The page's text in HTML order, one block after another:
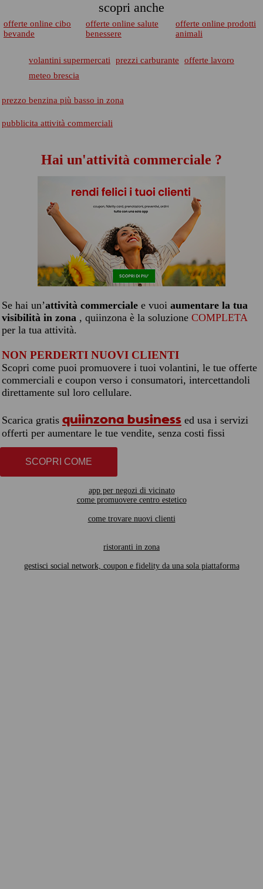
scopri anche
offerte online cibo
bevande
offerte online salute
benessere
offerte online prodotti
animali
volantini supermercati prezzi carburante
offerte lavoro
meteo brescia
prezzo benzina più basso in zona
pubblicita attività commerciali
Hai un'attività commerciale ?
Se hai un’attività commerciale e vuoi aumentare la tua
visibilità in zona , quiinzona è la soluzione COMPLETA
per la tua attività.
NON PERDERTI NUOVI CLIENTI
Scopri come puoi promuovere i tuoi volantini, le tue offerte
commerciali e coupon verso i consumatori, intercettandoli
direttamente sul loro cellulare.
Scarica gratis quiinzona business ed usa i servizi
offerti per aumentare le tue vendite, senza costi fissi
SCOPRI COME
app per negozi di vicinato
come promuovere centro estetico
come trovare nuovi clienti
ristoranti in zona
gestisci social network, coupon e fidelity da una sola piattaforma